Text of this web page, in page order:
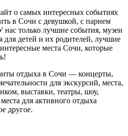
о самых интересных событиях
в Сочи с девушкой, с парнем
только лучшие события, музеи
детей и их родителей, лучшие
места Сочи, которые
отдыха в Сочи — концерты,
для экскурсий, места,
выставки, театры, шоу,
для активного отдыха
другое.